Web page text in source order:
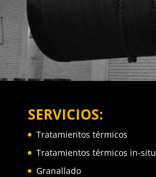
SERVICIOS:
Tratamientos térmicos
Tratamientos térmicos in-situ
Granallado